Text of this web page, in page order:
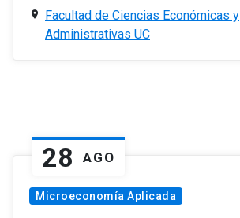
Facultad de Ciencias Económicas y
Administrativas UC
28 AGO
Microeconomía Aplicada